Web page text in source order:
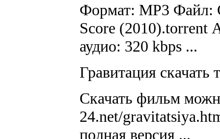
Формат: MP3 Файл:
Score (2010).torrent
аудио: 320 kbps ...
Гравитация скачать
Скачать фильм
24.net/
полная версия ...